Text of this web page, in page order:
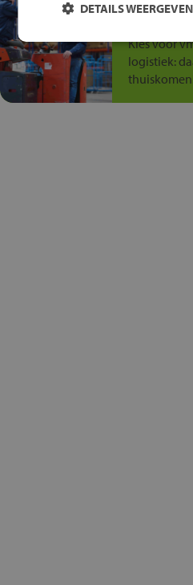
Kies voor
logistiek:
DETAILS WEERGEVEN